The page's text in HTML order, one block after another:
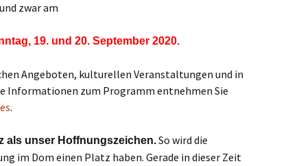
St. Josef Bornheim (ext.
Bistum Limburg (ext.
Caritas Frankfurt (ext.
Link)
und Kirche Mariä Himmelfahrt
Das Pfarrhaus
zwar am
19. und 20. September 2020.
Angeboten, kulturellen Veranstaltungen und in
Informationen zum Programm entnehmen Sie
.
als unser Hoffnungszeichen.So wird die
im Dom einen Platz haben. Gerade in dieser Zeit